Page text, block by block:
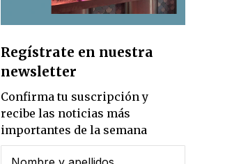
Regístrate en nuestra
newsletter
Confirma tu suscripción y
recibe las noticias más
importantes de la semana